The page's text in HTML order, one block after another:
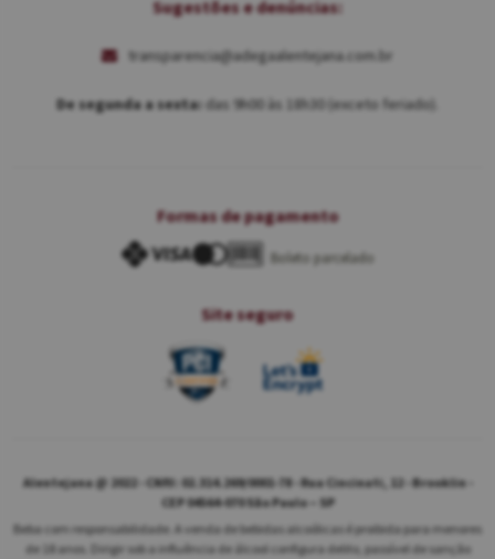
Sugestões e denúncias:
transparencia@adegaalentejana.com.br
De segunda a sexta: das 9h00 às 18h30 (exceto feriado).
Formas de pagamento
Boleto parcelado
Site seguro
Alentejana @ 2022 - CNPJ: 02.314.269/0001-78 - Rua Cincinati, 12 - Brooklin -
CEP 04564-070 São Paulo – SP
Beba com responsabilidade. A venda de bebidas alcoólicas é proibida para menores
de 18 anos. Dirigir sob a influência de álcool configura delito, passível de sanção